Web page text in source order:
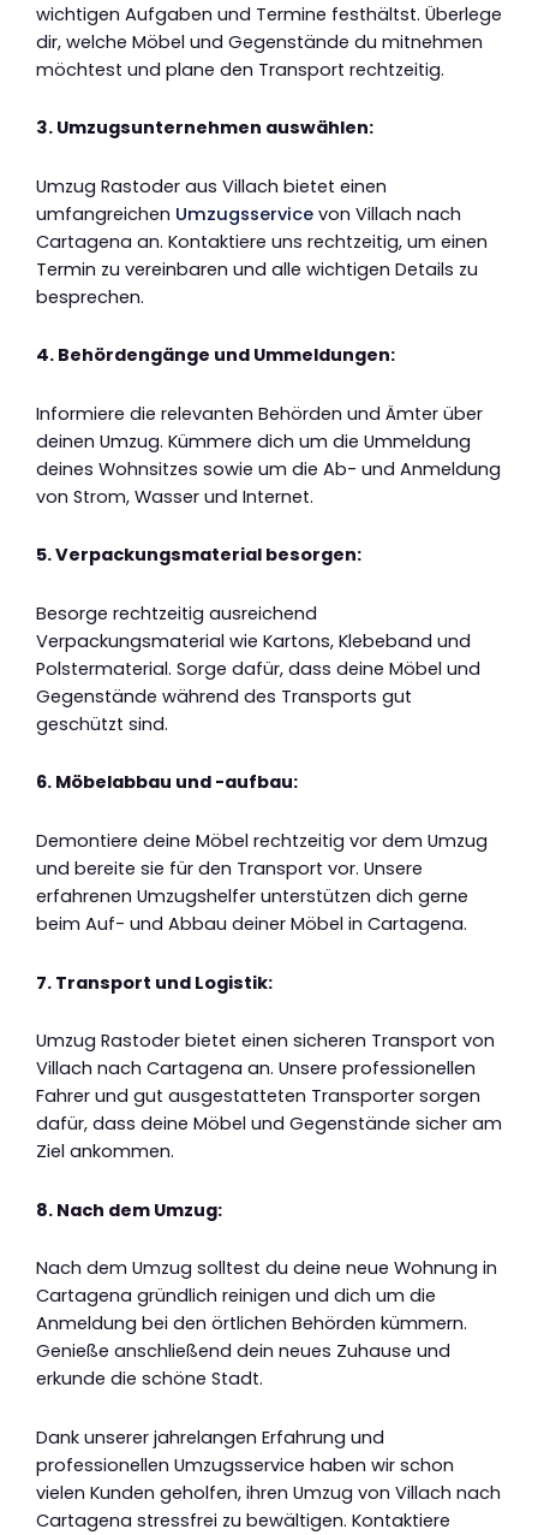
wichtigen Aufgaben und Termine festhältst. Überlege
dir, welche Möbel und Gegenstände du mitnehmen
möchtest und plane den Transport rechtzeitig.
3. Umzugsunternehmen auswählen:
Umzug Rastoder aus Villach bietet einen
umfangreichen Umzugsservice von Villach nach
Cartagena an. Kontaktiere uns rechtzeitig, um einen
Termin zu vereinbaren und alle wichtigen Details zu
besprechen.
4. Behördengänge und Ummeldungen:
Informiere die relevanten Behörden und Ämter über
deinen Umzug. Kümmere dich um die Ummeldung
deines Wohnsitzes sowie um die Ab- und Anmeldung
von Strom, Wasser und Internet.
5. Verpackungsmaterial besorgen:
Besorge rechtzeitig ausreichend
Verpackungsmaterial wie Kartons, Klebeband und
Polstermaterial. Sorge dafür, dass deine Möbel und
Gegenstände während des Transports gut
geschützt sind.
6. Möbelabbau und -aufbau:
Demontiere deine Möbel rechtzeitig vor dem Umzug
und bereite sie für den Transport vor. Unsere
erfahrenen Umzugshelfer unterstützen dich gerne
beim Auf- und Abbau deiner Möbel in Cartagena.
7. Transport und Logistik:
Umzug Rastoder bietet einen sicheren Transport von
Villach nach Cartagena an. Unsere professionellen
Fahrer und gut ausgestatteten Transporter sorgen
dafür, dass deine Möbel und Gegenstände sicher am
Ziel ankommen.
8. Nach dem Umzug:
Nach dem Umzug solltest du deine neue Wohnung in
Cartagena gründlich reinigen und dich um die
Anmeldung bei den örtlichen Behörden kümmern.
Genieße anschließend dein neues Zuhause und
erkunde die schöne Stadt.
Dank unserer jahrelangen Erfahrung und
professionellen Umzugsservice haben wir schon
vielen Kunden geholfen, ihren Umzug von Villach nach
Cartagena stressfrei zu bewältigen. Kontaktiere